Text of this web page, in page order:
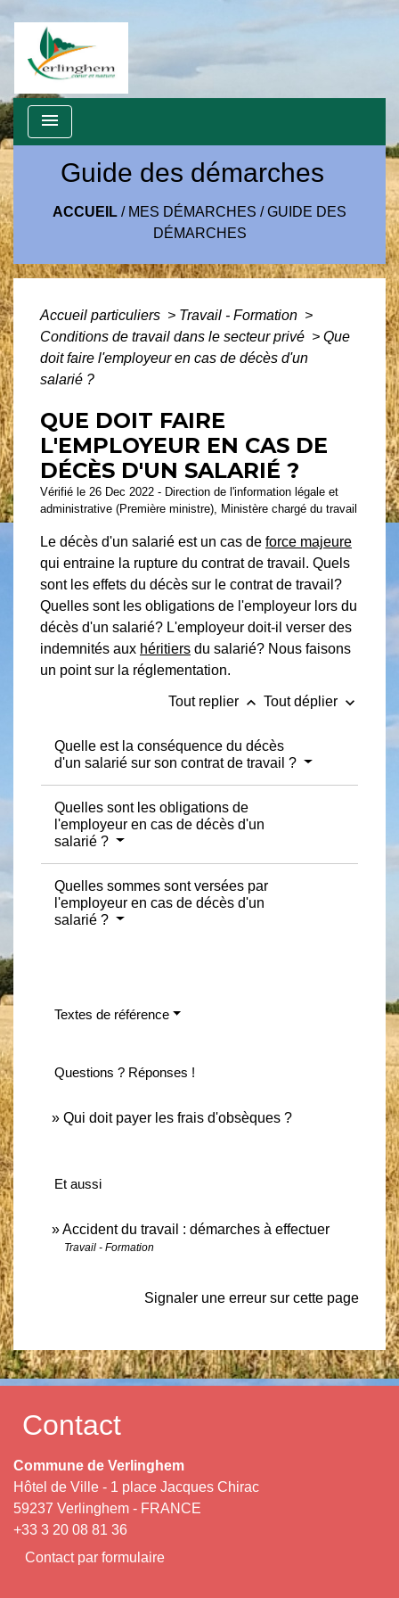
menu
Guide des démarches
ACCUEIL / MES DÉMARCHES /GUIDE DES
DÉMARCHES
Accueil particuliers > Travail - Formation >
Conditions de travail dans le secteur privé > Que
doit faire l'employeur en cas de décès d'un
salarié ?
QUE DOIT FAIRE
L'EMPLOYEUR EN CAS DE
DÉCÈS D'UN SALARIÉ ?
Vérifié le 26 Dec 2022 - Direction de l'information légale et
administrative (Première ministre), Ministère chargé du travail
Le décès d'un salarié est un cas de force majeure
qui entraine la rupture du contrat de travail. Quels
sont les effets du décès sur le contrat de travail?
Quelles sont les obligations de l'employeur lors du
décès d'un salarié? L'employeur doit-il verser des
indemnités aux héritiers du salarié? Nous faisons
un point sur la réglementation.
Tout replier keyboard_arrow_up Tout déplier keyboard_arrow_down
Quelle est la conséquence du décès
d'un salarié sur son contrat de travail ?
Quelles sont les obligations de
l'employeur en cas de décès d'un
salarié ?
Quelles sommes sont versées par
l'employeur en cas de décès d'un
salarié ?
Textes de référence
Questions ? Réponses !
Qui doit payer les frais d'obsèques ?
Et aussi
Accident du travail : démarches à effectuer
Travail - Formation
Signaler une erreur sur cette page
Contact
Commune de Verlinghem
Hôtel de Ville - 1 place Jacques Chirac
59237 Verlinghem - FRANCE
+33 3 20 08 81 36
Contact par formulaire